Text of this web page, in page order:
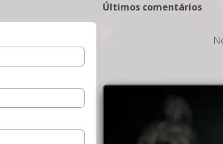
Últimos comentários